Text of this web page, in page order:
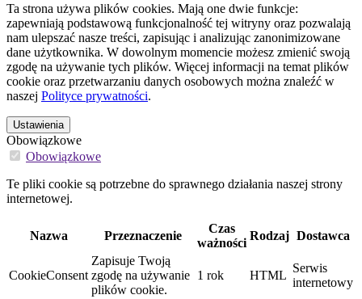
Ta strona używa plików cookies. Mają one dwie funkcje:
zapewniają podstawową funkcjonalność tej witryny oraz pozwalają
nam ulepszać nasze treści, zapisując i analizując zanonimizowane
dane użytkownika. W dowolnym momencie możesz zmienić swoją
zgodę na używanie tych plików. Więcej informacji na temat plików
cookie oraz przetwarzaniu danych osobowych można znaleźć w
naszej Polityce prywatności.
Ustawienia
Obowiązkowe
Obowiązkowe
Te pliki cookie są potrzebne do sprawnego działania naszej strony
internetowej.
Nazwa Przeznaczenie
Czas
ważności
Rodzaj Dostawca
CookieConsent
Zapisuje Twoją
zgodę na używanie
plików cookie.
1 rok HTML
Serwis
internetowy